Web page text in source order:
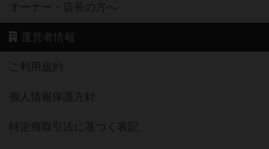
オーナー・店長の方へ
運営者情報
ご利用規約
個人情報保護方針
特定商取引法に基づく表記